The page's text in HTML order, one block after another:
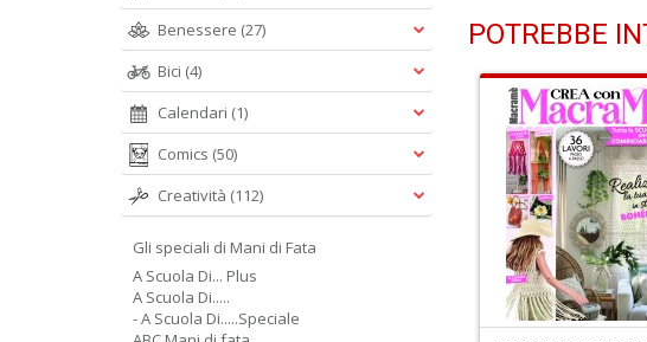
POTREBBE
Benessere (27)
Bici (4)
Calendari (1)
Comics (50)
Creatività (112)
Gli speciali di Mani di Fata
A Scuola Di... Plus
A Scuola Di.....
- A Scuola Di.....Speciale